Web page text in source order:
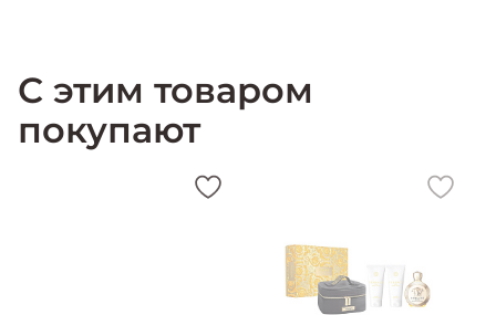
С этим товаром
покупают